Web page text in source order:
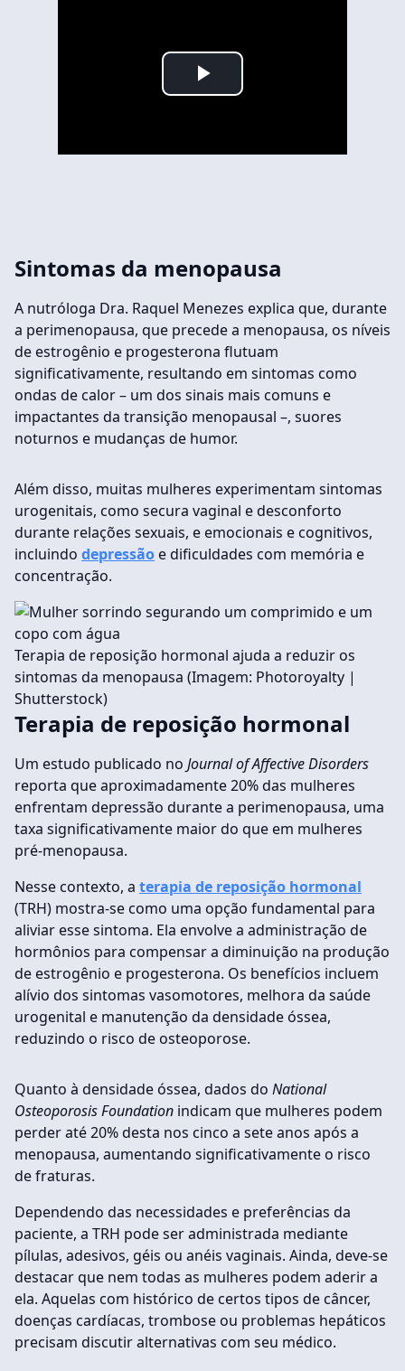
Play
Sintomas da menopausa
A nutróloga Dra. Raquel Menezes explica que, durante
a perimenopausa, que precede a menopausa, os níveis
de estrogênio e progesterona flutuam
significativamente, resultando em sintomas como
ondas de calor – um dos sinais mais comuns e
impactantes da transição menopausal –, suores
noturnos e mudanças de humor.
Além disso, muitas mulheres experimentam sintomas
urogenitais, como secura vaginal e desconforto
durante relações sexuais, e emocionais e cognitivos,
incluindo depressão e dificuldades com memória e
concentração.
Terapia de reposição hormonal ajuda a reduzir os
sintomas da menopausa (Imagem: Photoroyalty |
Shutterstock)
Terapia de reposição hormonal
Um estudo publicado no Journal of Affective Disorders
reporta que aproximadamente 20% das mulheres
enfrentam depressão durante a perimenopausa, uma
taxa significativamente maior do que em mulheres
pré-menopausa.
Nesse contexto, a terapia de reposição hormonal
(TRH) mostra-se como uma opção fundamental para
aliviar esse sintoma. Ela envolve a administração de
hormônios para compensar a diminuição na produção
de estrogênio e progesterona. Os benefícios incluem
alívio dos sintomas vasomotores, melhora da saúde
urogenital e manutenção da densidade óssea,
reduzindo o risco de osteoporose.
Quanto à densidade óssea, dados do National
Osteoporosis Foundation indicam que mulheres podem
perder até 20% desta nos cinco a sete anos após a
menopausa, aumentando significativamente o risco
de fraturas.
Dependendo das necessidades e preferências da
paciente, a TRH pode ser administrada mediante
pílulas, adesivos, géis ou anéis vaginais. Ainda, deve-se
destacar que nem todas as mulheres podem aderir a
ela. Aquelas com histórico de certos tipos de câncer,
doenças cardíacas, trombose ou problemas hepáticos
precisam discutir alternativas com seu médico.